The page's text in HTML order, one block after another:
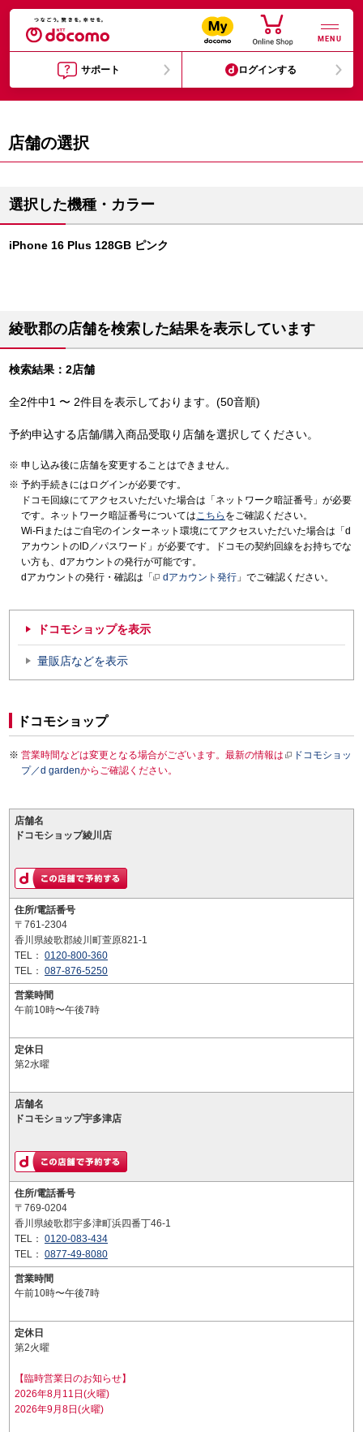
MENU
サポート ログインする
店舗の選択
選択した機種・カラー
iPhone 16 Plus 128GB ピンク
綾歌郡の店舗を検索した結果を表示しています
検索結果：2店舗
全2件中1 〜 2件目を表示しております。(50音順)
予約申込する店舗/購入商品受取り店舗を選択してください。
申し込み後に店舗を変更することはできません。
予約手続きにはログインが必要です。
ドコモ回線にてアクセスいただいた場合は「ネットワーク暗証番号」が必要
です。ネットワーク暗証番号についてはこちら をご確認ください。
Wi-Fiまたはご自宅のインターネット環境にてアクセスいただいた場合は「d
アカウントのID／パスワード」が必要です。ドコモの契約回線をお持ちでな
い方も、dアカウントの発行が可能です。
dアカウントの発行・確認は「
dアカウント発行 」でご確認ください。
ドコモショップを表示
量販店などを表示
ドコモショップ
営業時間などは変更となる場合がございます。最新の情報は
ドコモショッ
プ／d gardenからご確認ください。
店舗名
ドコモショップ綾川店
住所/電話番号
〒761-2304
香川県綾歌郡綾川町萱原821-1
TEL： 0120-800-360
TEL： 087-876-5250
営業時間
午前10時〜午後7時
定休日
第2水曜
店舗名
ドコモショップ宇多津店
住所/電話番号
〒769-0204
香川県綾歌郡宇多津町浜四番丁46-1
TEL： 0120-083-434
TEL： 0877-49-8080
営業時間
午前10時〜午後7時
定休日
第2火曜
【臨時営業日のお知らせ】
2026年8月11日(火曜)
2026年9月8日(火曜)